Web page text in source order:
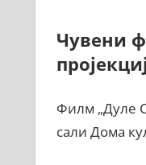
Чувени
Филм „Дуле
сали Дома